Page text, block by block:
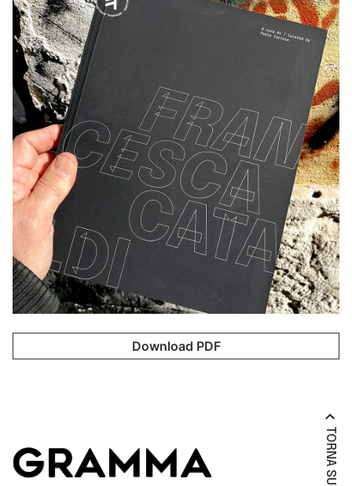
Download PDF
TORNA SU